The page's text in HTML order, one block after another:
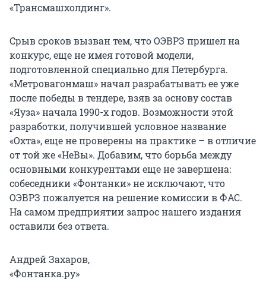
«Трансмашхолдинг».
Срыв сроков вызван тем, что ОЭВРЗ пришел на
конкурс, еще не имея готовой модели,
подготовленной специально для Петербурга.
«Метровагонмаш» начал разрабатывать ее уже
после победы в тендере, взяв за основу состав
«Яуза» начала 1990-х годов. Возможности этой
разработки, получившей условное название
«Охта», еще не проверены на практике – в отличие
от той же «НеВы». Добавим, что борьба между
основными конкурентами еще не завершена:
собеседники «Фонтанки» не исключают, что
ОЭВРЗ пожалуется на решение комиссии в ФАС.
На самом предприятии запрос нашего издания
оставили без ответа.
Андрей Захаров,
«Фонтанка.ру»